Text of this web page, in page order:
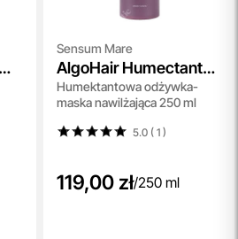
Sensum Mare
AlgoHair Humectant
Moisturizing
Conditioner Mask
Humektantowa odżywka-
maska nawilżająca 250 ml
5.0 ( 1)
119,00 zł/250 ml